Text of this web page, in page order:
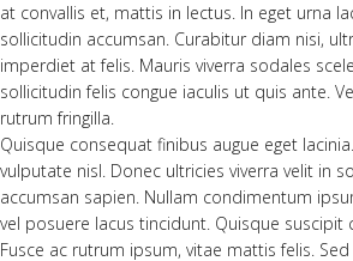
at convallis et, mattis in lectus. In eget urna
sollicitudin accumsan. Curabitur diam nisi,
imperdiet at felis. Mauris viverra sodales
sollicitudin felis congue iaculis ut quis ante.
rutrum fringilla.
Quisque consequat finibus augue eget
vulputate nisl. Donec ultricies viverra velit in
accumsan sapien. Nullam condimentum
vel posuere lacus tincidunt. Quisque suscipit
Fusce ac rutrum ipsum, vitae mattis felis.